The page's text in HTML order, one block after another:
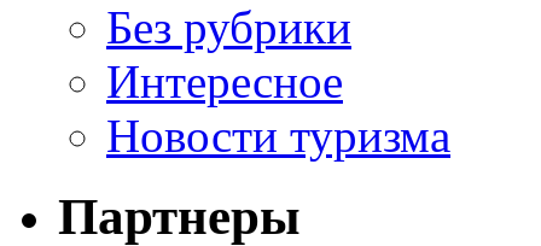
Без рубрики
Интересное
Новости туризма
Партнеры